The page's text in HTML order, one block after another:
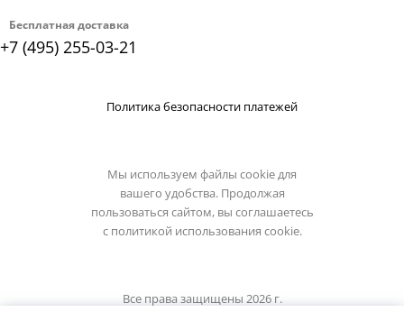
Бесплатная доставка
+7 (495) 255-03-21
Политика безопасности платежей
Мы используем файлы cookie для
вашего удобства. Продолжая
пользоваться сайтом, вы соглашаетесь
с политикой использования cookie.
Все права защищены 2026 г.